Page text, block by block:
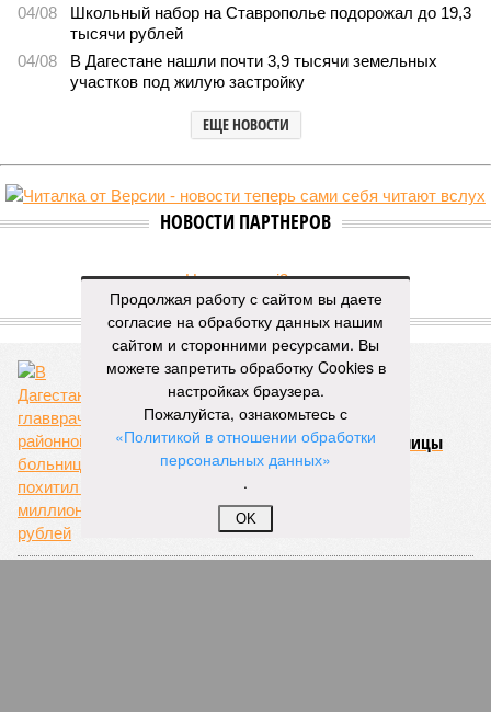
04/08
Школьный набор на Ставрополье подорожал до 19,3
тысячи рублей
04/08
В Дагестане нашли почти 3,9 тысячи земельных
участков под жилую застройку
ЕЩЕ НОВОСТИ
НОВОСТИ ПАРТНЕРОВ
Новости smi2.ru
ЕЩЕ ИЗ РАЗДЕЛА «ОБЩЕСТВО»
В Дагестане главврач районной больницы
похитил 5 миллионов рублей
Продолжая работу с сайтом вы даете
согласие на обработку данных нашим
сайтом и сторонними ресурсами. Вы
можете запретить обработку Cookies в
настройках браузера.
Пожалуйста, ознакомьтесь с
«Политикой в отношении обработки
персональных данных»
.
OK